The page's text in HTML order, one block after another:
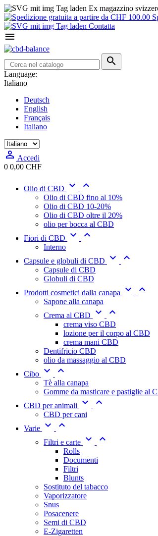
Ex magazzino
Contatta


Language:
Italiano
Deutsch
English
Français
Italiano
 Accedi
0 0,00 CHF
Olio di CBD  
Olio di CBD fino al 10%
Olio di CBD 10-20%
Olio di CBD oltre il 20%
olio per bocca al CBD
Fiori di CBD
 
Interno
Capsule e globuli di CBD
 
Capsule di CBD
Globuli di CBD
Prodotti cosmetici dalla canapa
 
Sapone alla canapa
Crema al CBD
 
crema viso CBD
lozione per il corpo al CBD
crema mani CBD
Dentifricio CBD
olio da massaggio al CBD
Cibo  
Tè alla canapa
Gomme da masticare e pastiglie al
CBD per animali
 
CBD per cani
Varie  
Filtri e carte  
Rolls
Documenti
Filtri
Blunts
Sostituto del tabacco
Vaporizzatore
Snus
Posacenere
Semi di CBD
E-Zigaretten